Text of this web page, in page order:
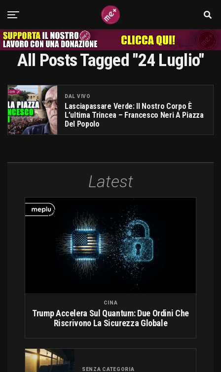
All Posts Tagged "24 Luglio"
DAL VIVO
Lasciapassare Verde: Il Nostro Corpo È
L’ultima Trincea – Francesco Neri A Piazza
Del Popolo
Latest
CINA
Trump Accelera Sul Quantum: Due Ordini Che
Riscrivono La Sicurezza Globale
SENZA CATEGORIA